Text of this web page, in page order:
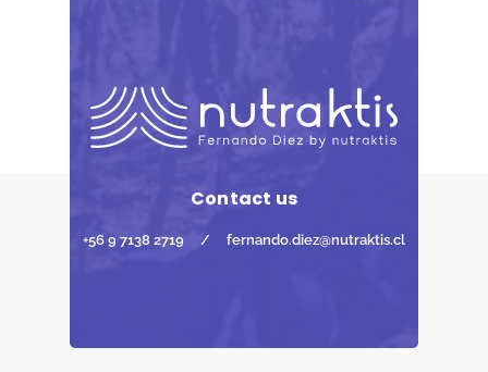
Contact us
+56 9 7138 2719 / fernando.diez@nutraktis.cl